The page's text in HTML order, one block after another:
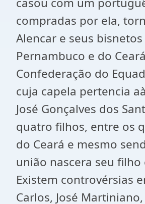
compradas por ela,
Alencar e seus
Pernambuco e do
Confederação do
cuja capela pertencia
José Gonçalves dos
quatro filhos, entre os
do Ceará e mesmo
união nascera seu
Existem controvérsias
Carlos, José